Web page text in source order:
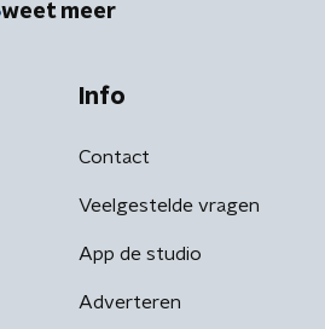
weet meer
Info
Contact
Veelgestelde vragen
App de studio
Adverteren